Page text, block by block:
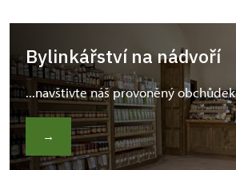
Bylinkářství na nádvoří
...navštivte náš provoněný obchůdek
→